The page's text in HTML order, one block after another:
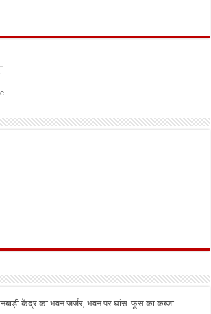
केंद्र का भवन जर्जर, भवन पर घांस-फूस का कब्जा